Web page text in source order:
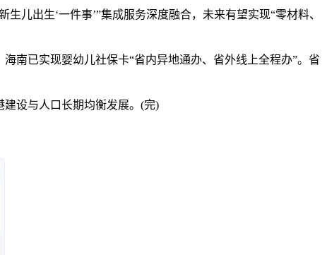
出生‘一件事’”集成服务深度融合，未来有望实现“零材料、
已实现婴幼儿社保卡“省内异地通办、省外线上全程办”。省
设与人口长期均衡发展。(完)